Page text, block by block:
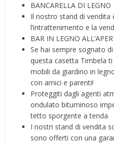
BANCARELLA DI LEGNO
Il nostro stand di vendita
l’intrattenimento e la
BAR IN LEGNO
Se hai sempre sognato
questa casetta Timbela
mobili da giardino in
con amici e parenti!
Proteggiti dagli agenti
ondulato bituminoso
tetto sporgente a tenda
I nostri stand di vendita
sono offerti con una